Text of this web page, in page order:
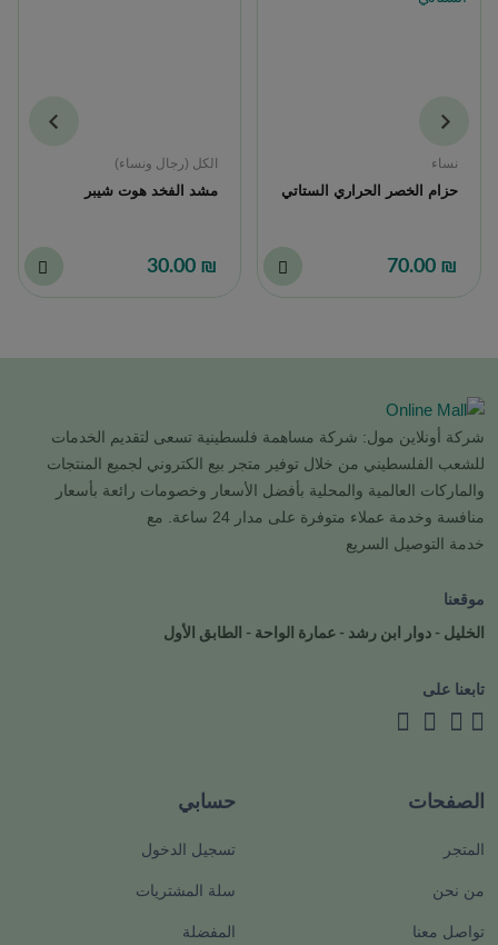
نساء
حزام الخصر الحراري الستاتي
₪ 70.00
الكل (رجال ونساء)
مشد الفخد هوت شيبر
₪ 30.00
شركة أونلاين مول: شركة مساهمة فلسطينية تسعى لتقديم الخدمات
للشعب الفلسطيني من خلال توفير متجر بيع الكتروني لجميع المنتجات
والماركات العالمية والمحلية بأفضل الأسعار وخصومات رائعة بأسعار
منافسة وخدمة عملاء متوفرة على مدار 24 ساعة. مع
خدمة التوصيل السريع
موقعنا
الخليل - دوار ابن رشد - عمارة الواحة - الطابق الأول
تابعنا على
الصفحات
المتجر
من نحن
تواصل معنا
حسابي
تسجيل الدخول
سلة المشتريات
المفضلة